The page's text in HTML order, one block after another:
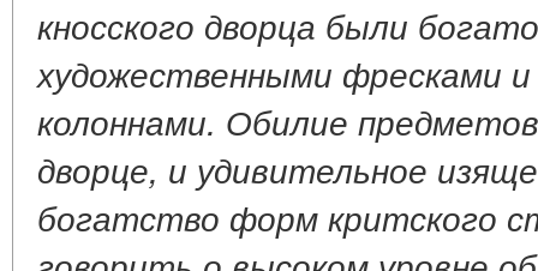
кносского дворца были
художественными фресками
колоннами. Обилие
дворце, и удивительное
богатство форм критского